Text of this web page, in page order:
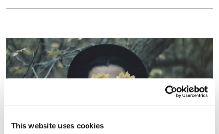
This website uses cookies